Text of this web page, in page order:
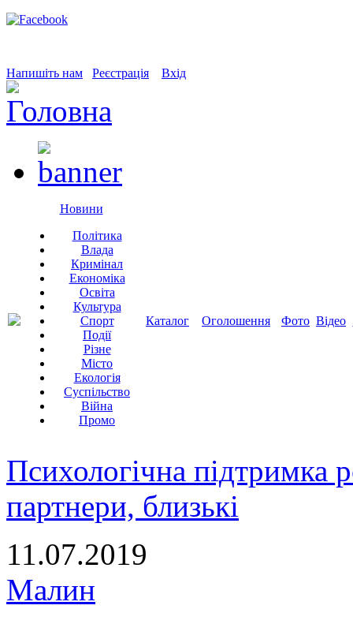
Напишіть нам Реєстрація Вхід
Новини
Політика
Влада
Кримінал
Економіка
Освіта
Культура
Спорт
Події
Різне
Місто
Екологія
Суспільство
Війна
Промо
Каталог Оголошення Фото Відео
Психологічна підтримка
партнери, близькі
11.07.2019
Малин